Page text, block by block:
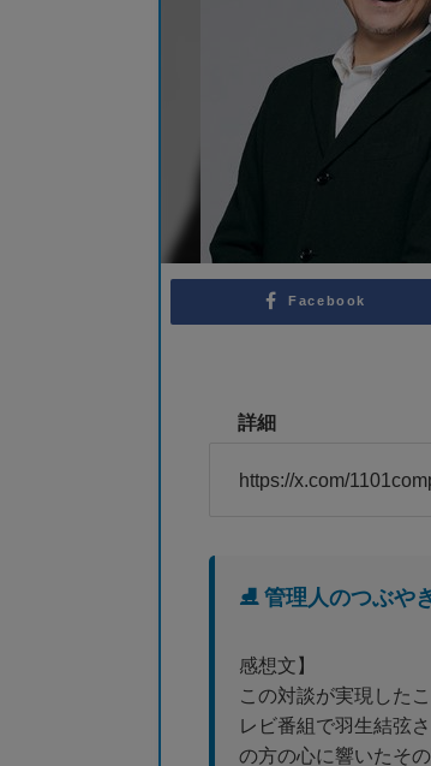
Facebook
詳細
https://x.com/
⛸️ 管理人のつぶや
感想文】
この対談が実現した
レビ番組で羽生結弦
の方の心に響いたそ